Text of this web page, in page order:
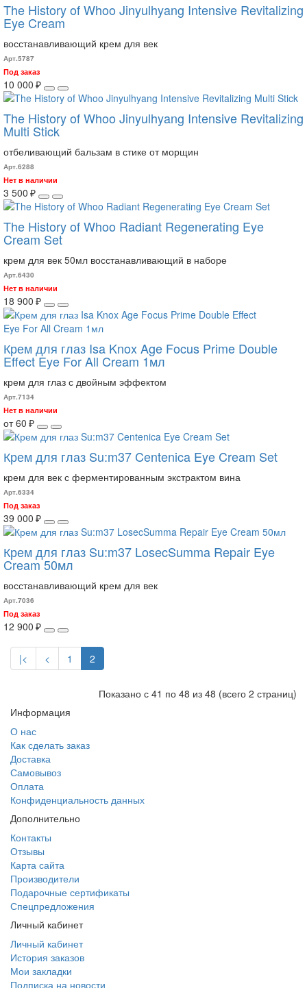
The History of Whoo Jinyulhyang Intensive Revitalizing
Eye Cream
восстанавливающий крем для век
Арт.5787
Под заказ
10 000 ₽
The History of Whoo Jinyulhyang Intensive Revitalizing
Multi Stick
отбеливающий бальзам в стике от морщин
Арт.6288
Нет в наличии
3 500 ₽
The History of Whoo Radiant Regenerating Eye
Cream Set
крем для век 50мл восстанавливающий в наборе
Арт.6430
Нет в наличии
18 900 ₽
Крем для глаз Isa Knox Age Focus Prime Double
Effect Eye For All Cream 1мл
крем для глаз с двойным эффектом
Арт.7134
Нет в наличии
от 60 ₽
Крем для глаз Su:m37 Centenica Eye Cream Set
крем для век с ферментированным экстрактом вина
Арт.6334
Под заказ
39 000 ₽
Крем для глаз Su:m37 LosecSumma Repair Eye
Cream 50мл
восстанавливающий крем для век
Арт.7036
Под заказ
12 900 ₽
|< < 1 2
Показано с 41 по 48 из 48 (всего 2 страниц)
Информация
О нас
Как сделать заказ
Доставка
Самовывоз
Оплата
Конфиденциальность данных
Дополнительно
Контакты
Отзывы
Карта сайта
Производители
Подарочные сертификаты
Спецпредложения
Личный кабинет
Личный кабинет
История заказов
Мои закладки
Подписка на новости